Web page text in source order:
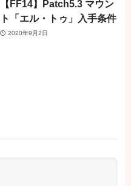
【FF14】Patch5.3 マウン
ト「エル・トゥ」入手条件
2020年9月2日